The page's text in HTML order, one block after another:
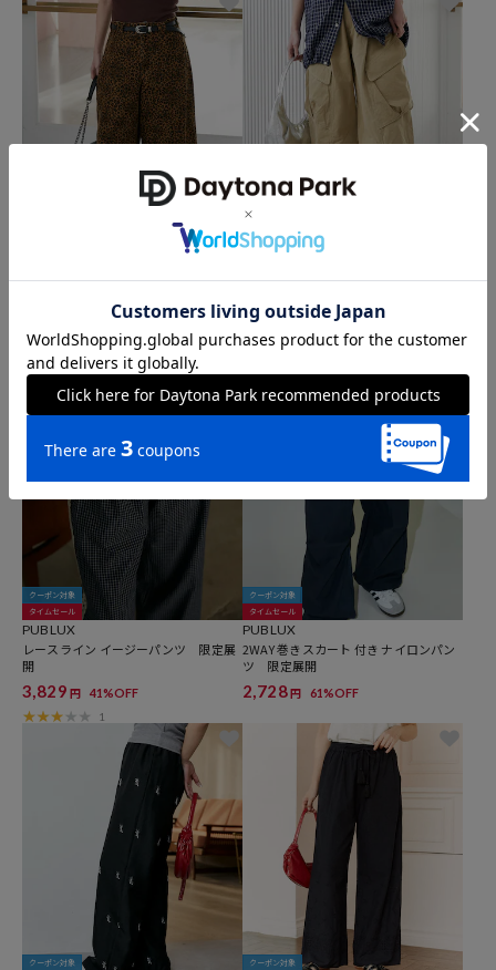
別注 バギーショーツ 限定展開
10%OFF
タイムセール
LOVE POP STUDIO チノ カーゴパン
3,427 51%OFF
4
クーポン対象
タイムセール
PUBLUX
レースライン イージーパンツ 限定展
開
3,829 円 41%OFF
1
クーポン対象
タイムセール
PUBLUX
2WAY 巻きスカート 付き ナイロンパン
ツ 限定展開
2,728円 61%OFF
クーポン対象
クーポン対象